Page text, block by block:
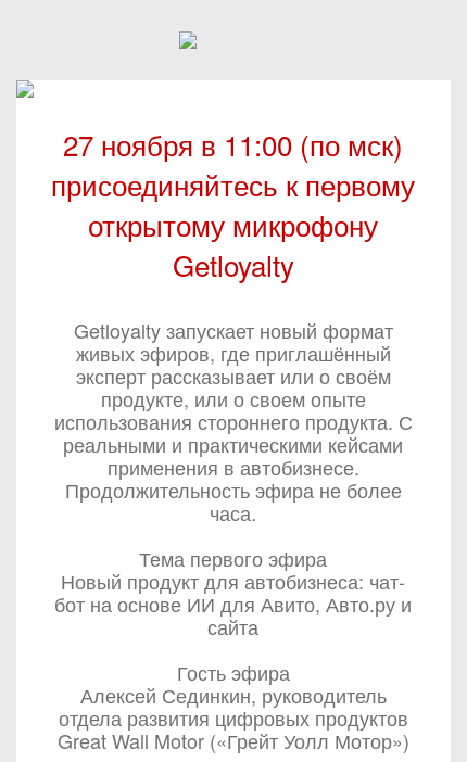
27 ноября в 11:00 (по мск)
присоединяйтесь к первому
открытому микрофону
Getloyalty
Getloyalty запускает новый формат
живых эфиров, где приглашённый
эксперт рассказывает или о своём
продукте, или о своем опыте
использования стороннего продукта. С
реальными и практическими кейсами
применения в автобизнесе.
Продолжительность эфира не более
часа.
Тема первого эфира
Новый продукт для автобизнеса: чат-
бот на основе ИИ для Авито, Авто.ру и
сайта
Гость эфира
Алексей Сединкин, руководитель
отдела развития цифровых продуктов
Great Wall Motor («Грейт Уолл Мотор»)